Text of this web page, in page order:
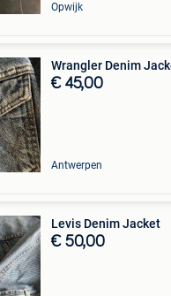
Opwijk
Wrangler Denim
€ 45,00
Antwerpen
Levis Denim Jacket
€ 50,00